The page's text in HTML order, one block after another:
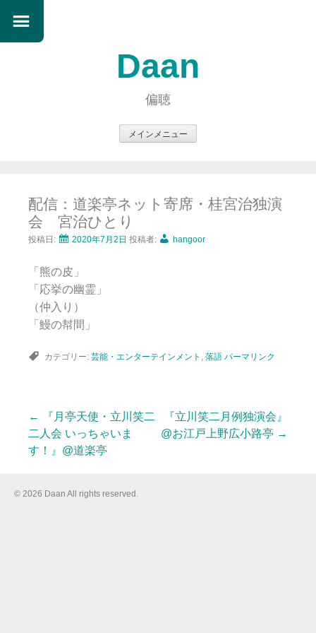
Daan
偏聴
メインメニュー
ン
ツ
へ
キ
ッ
プ
配信：道楽亭ネット寄席・桂宮治独演
会 宮治ひとり
投稿日: 2020年7月2日 投稿者: hangoor
「熊の皮」
「応挙の幽霊」
（仲入り）
「鰻の幇間」
カテゴリー: 芸能・エンターテインメント , 落語 パーマリンク
投
稿
←
『月亭天使・立川笑二
二人会 いっちゃいま
す！』@道楽亭
『立川笑二月例独演会』
@お江戸上野広小路亭 →
© 2026 Daan All rights reserved.